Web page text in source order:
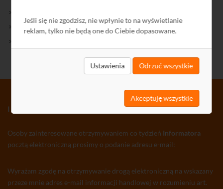
Jeśli się nie zgodzisz, nie wpłynie to na wyświetlanie
reklam, tylko nie będą one do Ciebie dopasowane.
Ustawienia Odrzuć wszystkie
Akceptuję wszystkie
Polityka Prywatności
INFORMATOR TV-SAT CCTV WLAN
Osoby zainteresowane otrzymywaniem co tydzień Informatora
pocztą elektroniczną prosimy o podanie adresu e-mail:
Wyrażam zgodę na otrzymywanie drogą elektroniczną na wskazany
przeze mnie adres e-mail informacji handlowej w rozumieniu art.